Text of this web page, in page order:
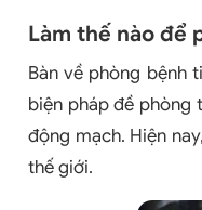
Làm thế nào để
Bàn về phòng bệnh
biện pháp đề phòng
động mạch. Hiện
thế giới.